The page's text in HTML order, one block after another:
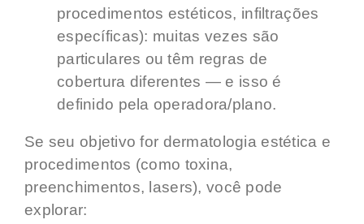
procedimentos estéticos, infiltrações
específicas): muitas vezes são
particulares ou têm regras de
cobertura diferentes — e isso é
definido pela operadora/plano.
Se seu objetivo for dermatologia estética e
procedimentos (como toxina,
preenchimentos, lasers), você pode
explorar: